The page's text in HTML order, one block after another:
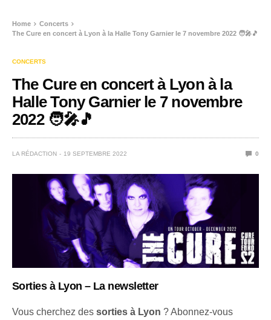
Home
Concerts
The Cure en concert à Lyon à la Halle Tony Garnier le 7 novembre 2022 🧑‍🎤🎵
CONCERTS
The Cure en concert à Lyon à la
Halle Tony Garnier le 7 novembre
2022 🧑‍🎤🎵
LA RÉDACTION 19 SEPTEMBRE 2022 0
Sorties à Lyon – La newsletter
Vous cherchez dessorties à Lyon ? Abonnez-vous